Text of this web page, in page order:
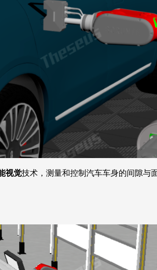
视觉技术，测量和控制汽车车身的间隙与